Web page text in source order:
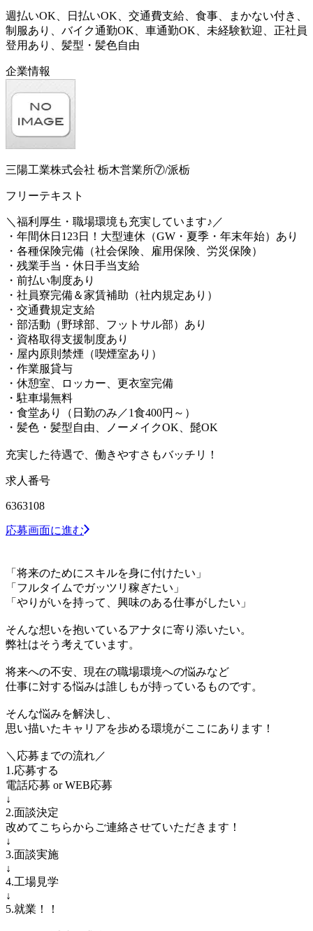
週払いOK、日払いOK、交通費支給、食事、まかない付き、
制服あり、バイク通勤OK、車通勤OK、未経験歓迎、正社員
登用あり、髪型・髪色自由
企業情報
三陽工業株式会社 栃木営業所⑦/派栃
フリーテキスト
＼福利厚生・職場環境も充実しています♪／
・年間休日123日！大型連休（GW・夏季・年末年始）あり
・各種保険完備（社会保険、雇用保険、労災保険）
・残業手当・休日手当支給
・前払い制度あり
・社員寮完備＆家賃補助（社内規定あり）
・交通費規定支給
・部活動（野球部、フットサル部）あり
・資格取得支援制度あり
・屋内原則禁煙（喫煙室あり）
・作業服貸与
・休憩室、ロッカー、更衣室完備
・駐車場無料
・食堂あり（日勤のみ／1食400円～）
・髪色・髪型自由、ノーメイクOK、髭OK
充実した待遇で、働きやすさもバッチリ！
求人番号
6363108
応募画面に進む
「将来のためにスキルを身に付けたい」
「フルタイムでガッツリ稼ぎたい」
「やりがいを持って、興味のある仕事がしたい」
そんな想いを抱いているアナタに寄り添いたい。
弊社はそう考えています。
将来への不安、現在の職場環境への悩みなど
仕事に対する悩みは誰しもが持っているものです。
そんな悩みを解決し、
思い描いたキャリアを歩める環境がここにあります！
＼応募までの流れ／
1.応募する
電話応募 or WEB応募
↓
2.面談決定
改めてこちらからご連絡させていただきます！
↓
3.面談実施
↓
4.工場見学
↓
5.就業！！